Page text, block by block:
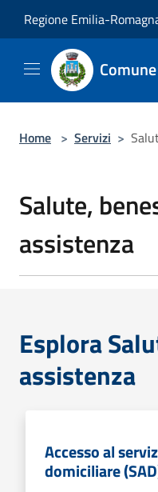
Regione Emilia-
Home > Servizi >
Salute,
assistenza
Esplora
assistenza
Accesso al
domiciliare